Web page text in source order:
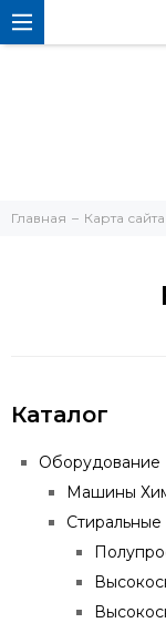
Главная Карта сайта
Каталог
Оборудование
Машины